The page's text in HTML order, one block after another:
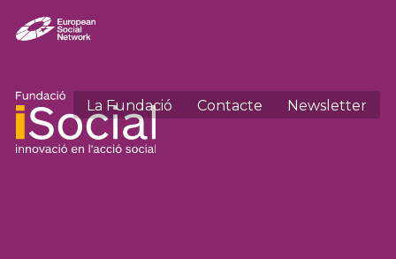
La Fundació Contacte Newsletter